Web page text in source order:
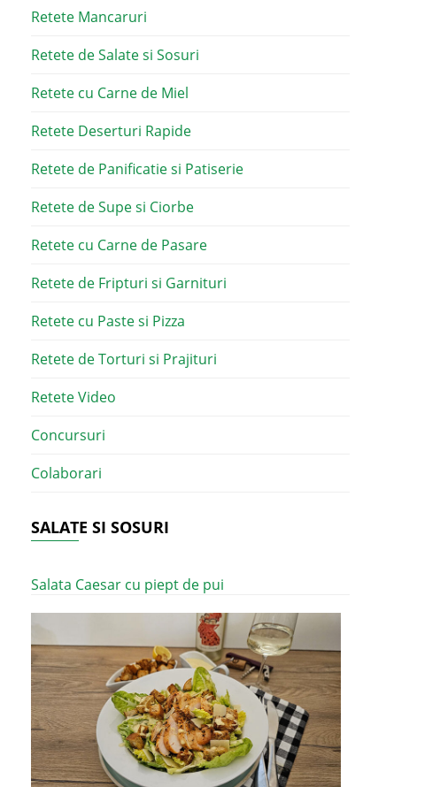
Retete Mancaruri
Retete de Salate si Sosuri
Retete cu Carne de Miel
Retete Deserturi Rapide
Retete de Panificatie si Patiserie
Retete de Supe si Ciorbe
Retete cu Carne de Pasare
Retete de Fripturi si Garnituri
Retete cu Paste si Pizza
Retete de Torturi si Prajituri
Retete Video
Concursuri
Colaborari
SALATE SI SOSURI
Salata Caesar cu piept de pui